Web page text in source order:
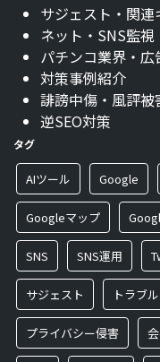
サジェスト・関
ネット・SNS監視
パチンコ業界・広
対策事例紹介
誹謗中傷・風評被
逆SEO対策
タグ
AIツール Google
Googleマップ
SNS SNS運用
サジェスト トラブル
プライバシー侵害